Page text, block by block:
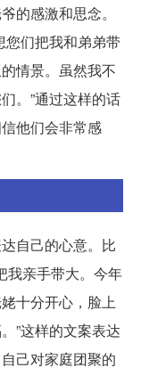
的感激和思念。
您们把我和弟弟带
情景。虽然我不
。”通过这样的话
他们会非常感
自己的心意。比
我亲手带大。今年
十分开心，脸上
”这样的文案表达
己对家庭团聚的